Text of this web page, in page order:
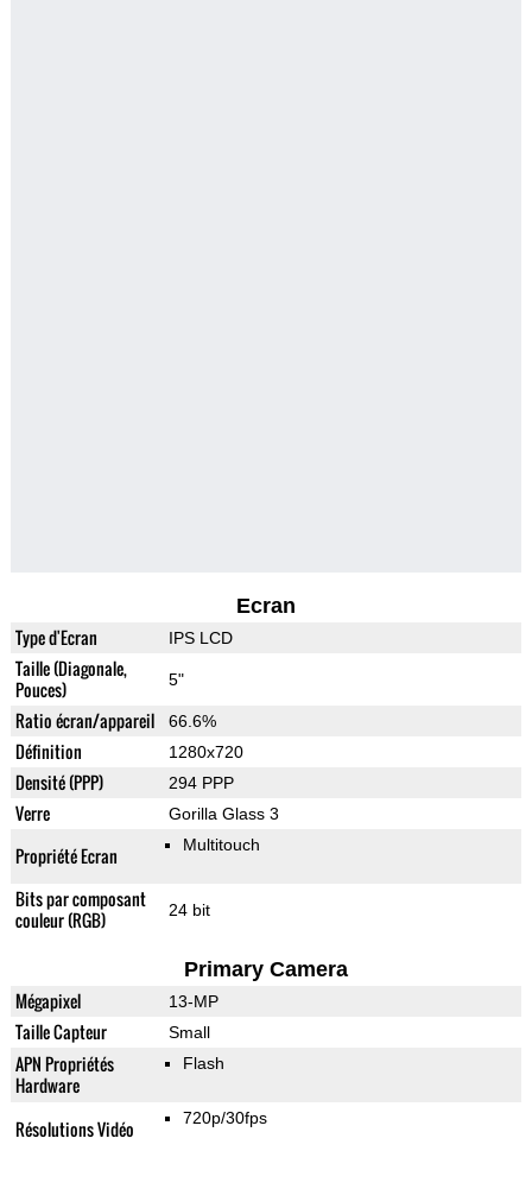
Ecran
Type d'Ecran IPS LCD
Taille (Diagonale,
Pouces)
5"
Ratio écran/appareil 66.6%
Définition 1280x720
Densité (PPP) 294 PPP
Verre Gorilla Glass 3
Propriété Ecran Multitouch
Bits par composant
couleur (RGB)
24 bit
Primary Camera
Mégapixel 13-MP
Taille Capteur Small
APN Propriétés
Hardware
Flash
Résolutions Vidéo 720p/30fps